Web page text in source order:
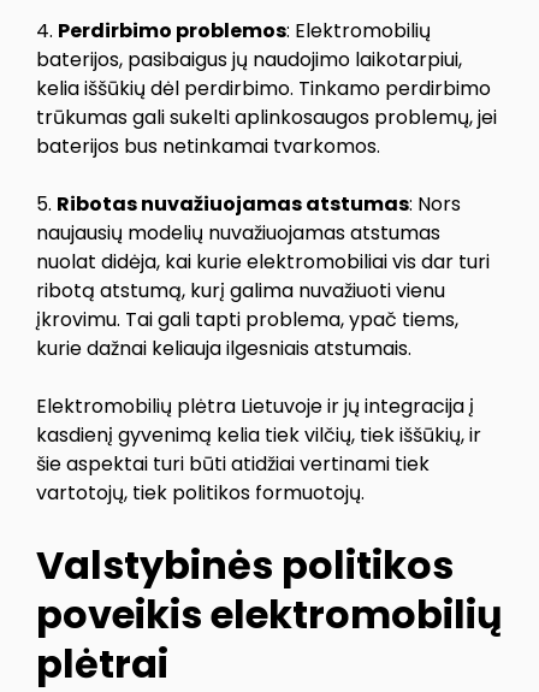
4. Perdirbimo problemos: Elektromobilių
baterijos, pasibaigus jų naudojimo laikotarpiui,
kelia iššūkių dėl perdirbimo. Tinkamo perdirbimo
trūkumas gali sukelti aplinkosaugos problemų, jei
baterijos bus netinkamai tvarkomos.
5. Ribotas nuvažiuojamas atstumas: Nors
naujausių modelių nuvažiuojamas atstumas
nuolat didėja, kai kurie elektromobiliai vis dar turi
ribotą atstumą, kurį galima nuvažiuoti vienu
įkrovimu. Tai gali tapti problema, ypač tiems,
kurie dažnai keliauja ilgesniais atstumais.
Elektromobilių plėtra Lietuvoje ir jų integracija į
kasdienį gyvenimą kelia tiek vilčių, tiek iššūkių, ir
šie aspektai turi būti atidžiai vertinami tiek
vartotojų, tiek politikos formuotojų.
Valstybinės politikos
poveikis elektromobilių
plėtrai